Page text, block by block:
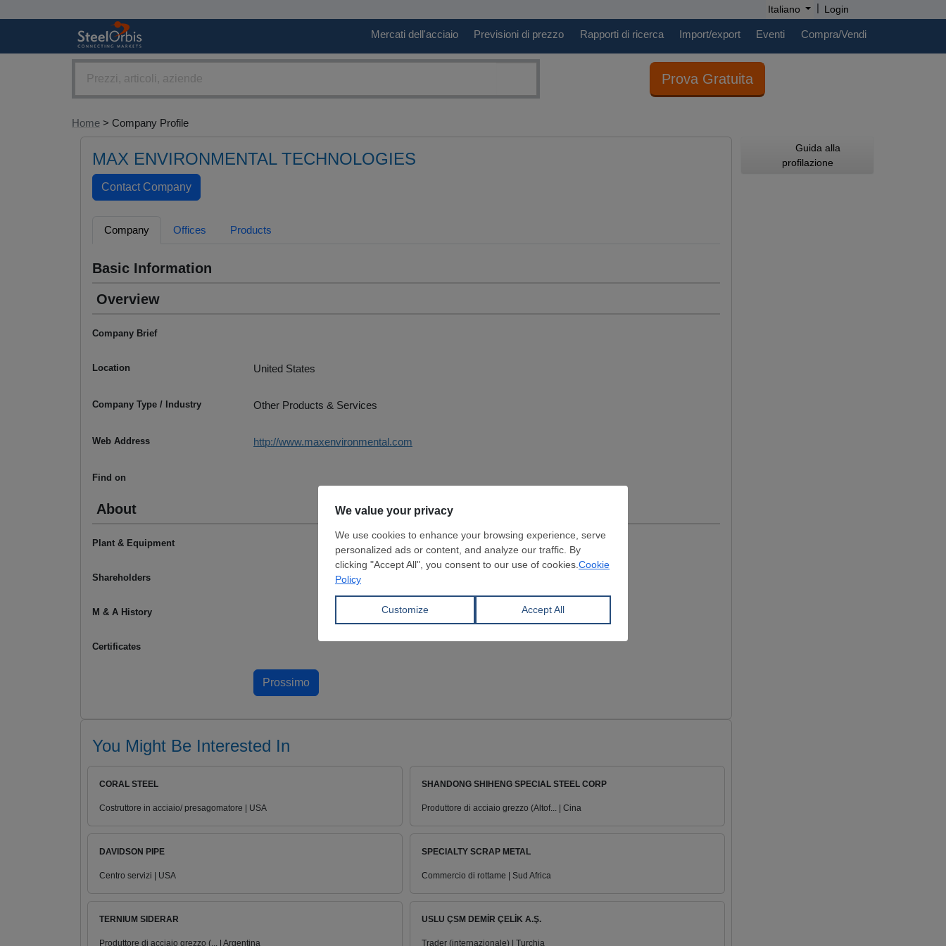
Italiano | Login
Mercati dell'acciaio Previsioni di prezzo Rapporti di ricerca Import/export Eventi Compra/Vendi
Prova Gratuita
Home > Company Profile
MAX ENVIRONMENTAL TECHNOLOGIES
Company Offices Products
Basic Information
Overview
Company Brief
Location United States
Company Type / Industry Other Products & Services
Web Address http://www.maxenvironmental.com
Find on
About
Plant & Equipment
Shareholders
M & A History
Certificates
You Might Be Interested In
CORAL STEEL
Costruttore in acciaio/ presagomatore | USA
SHANDONG SHIHENG SPECIAL STEEL CORP
Produttore di acciaio grezzo (Altof... | Cina
DAVIDSON PIPE
Centro servizi | USA
SPECIALTY SCRAP METAL
Commercio di rottame | Sud Africa
TERNIUM SIDERAR
Produttore di acciaio grezzo (... | Argentina
USLU ÇSM DEMİR ÇELİK A.Ş.
Trader (internazionale) | Turchia
Guida alla
profilazione